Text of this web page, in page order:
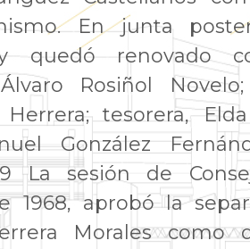
En junta
y quedó renovado
Rosiñol
tesorera,
González
La sesión de
1968, aprobó la
Morales como